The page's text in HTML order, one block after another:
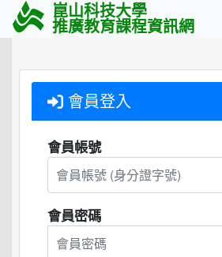
崑山科技大學
推廣教育課程資訊網
會員登入
會員帳號
會員密碼